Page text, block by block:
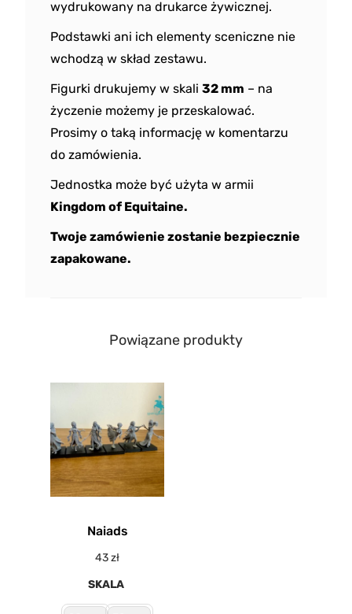
wydrukowany na drukarce żywicznej.
Podstawki ani ich elementy sceniczne nie
wchodzą w skład zestawu.
Figurki drukujemy w skali 32 mm – na
życzenie możemy je przeskalować.
Prosimy o taką informację w komentarzu
do zamówienia.
Jednostka może być użyta w armii
Kingdom of Equitaine.
Twoje zamówienie zostanie bezpiecznie
zapakowane.
Powiązane produkty
Naiads
43zł
SKALA